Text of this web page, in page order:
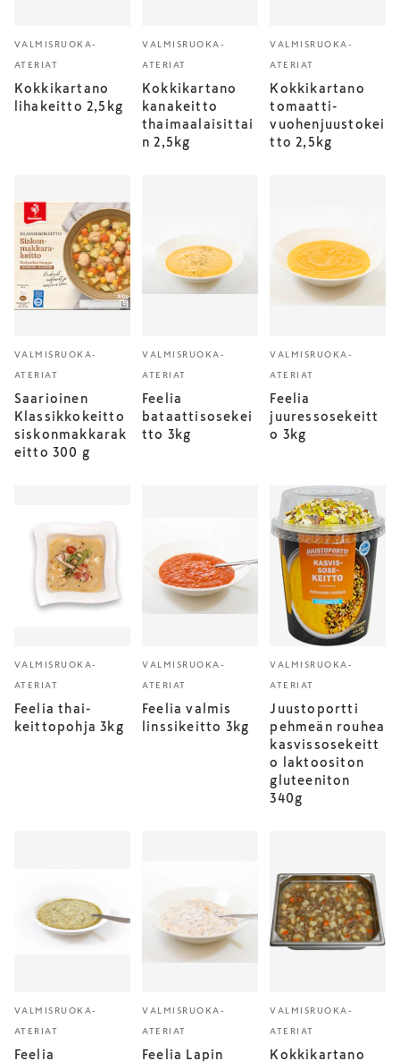
VALMISRUOKA-
ATERIAT
Kokkikartano
lihakeitto 2,5kg
VALMISRUOKA-
ATERIAT
Kokkikartano
kanakeitto
thaimaalaisittai
n 2,5kg
VALMISRUOKA-
ATERIAT
Kokkikartano
tomaatti-
vuohenjuustokei
tto 2,5kg
VALMISRUOKA-
ATERIAT
Saarioinen
Klassikkokeitto
siskonmakkarak
eitto 300 g
VALMISRUOKA-
ATERIAT
Feelia
bataattisosekei
tto 3kg
VALMISRUOKA-
ATERIAT
Feelia
juuressosekeitt
o 3kg
VALMISRUOKA-
ATERIAT
Feelia thai-
keittopohja 3kg
VALMISRUOKA-
ATERIAT
Feelia valmis
linssikeitto 3kg
VALMISRUOKA-
ATERIAT
Juustoportti
pehmeän rouhea
kasvissosekeitt
o laktoositon
gluteeniton
340g
VALMISRUOKA-
ATERIAT
Feelia
VALMISRUOKA-
ATERIAT
Feelia Lapin
VALMISRUOKA-
ATERIAT
Kokkikartano